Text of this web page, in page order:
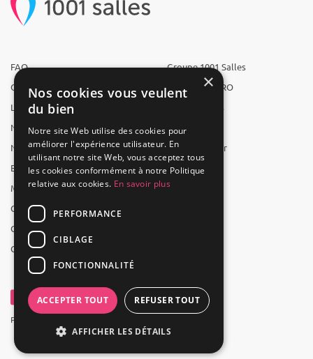
FAQ
Qui sommes-nous ?
L'équipe
Nous recrutons
Nos partenaires
Espace presse
Mentions légales
CGV
CGU
Contact
Groupe 1001 Salles
1001 Salles PRO
1001 Traiteurs
1001 Artistes
Reserverunbar
MP2
Powered by Groupe 1001Salles
×
Nos cookies vous veulent
du bien
Notre site Web utilise des cookies pour
améliorer l'expérience utilisateur. En
utilisant notre site Web, vous acceptez tous
les cookies conformément à notre Politique
relative aux cookies. En savoir plus
PERFORMANCE
CIBLAGE
FONCTIONNALITÉ
ACCEPTER TOUT REFUSER TOUT
AFFICHER LES DÉTAILS